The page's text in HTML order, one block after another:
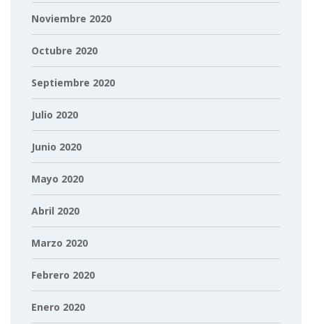
Noviembre 2020
Octubre 2020
Septiembre 2020
Julio 2020
Junio 2020
Mayo 2020
Abril 2020
Marzo 2020
Febrero 2020
Enero 2020